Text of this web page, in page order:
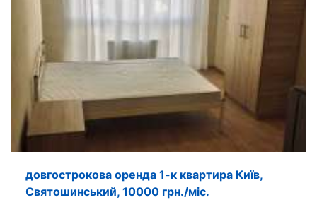
довгострокова оренда 1-к квартира Київ,
Святошинський, 10000 грн./міс.